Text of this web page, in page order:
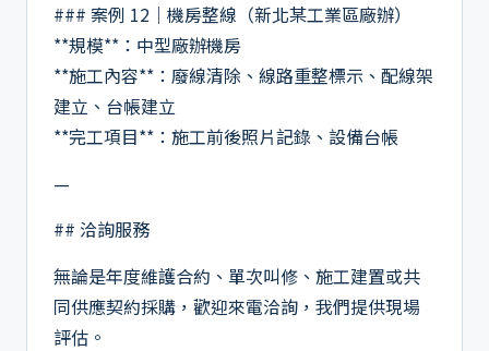
### 案例 12｜機房整線（新北某工業區廠辦）
**規模**：中型廠辦機房
**施工內容**：廢線清除、線路重整標示、配線架
建立、台帳建立
**完工項目**：施工前後照片記錄、設備台帳
—
## 洽詢服務
無論是年度維護合約、單次叫修、施工建置或共
同供應契約採購，歡迎來電洽詢，我們提供現場
評估。